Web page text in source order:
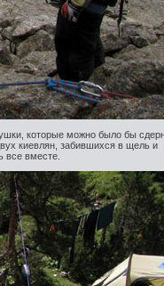
которые можно было бы
киевлян, забившихся в щель и
все вместе.